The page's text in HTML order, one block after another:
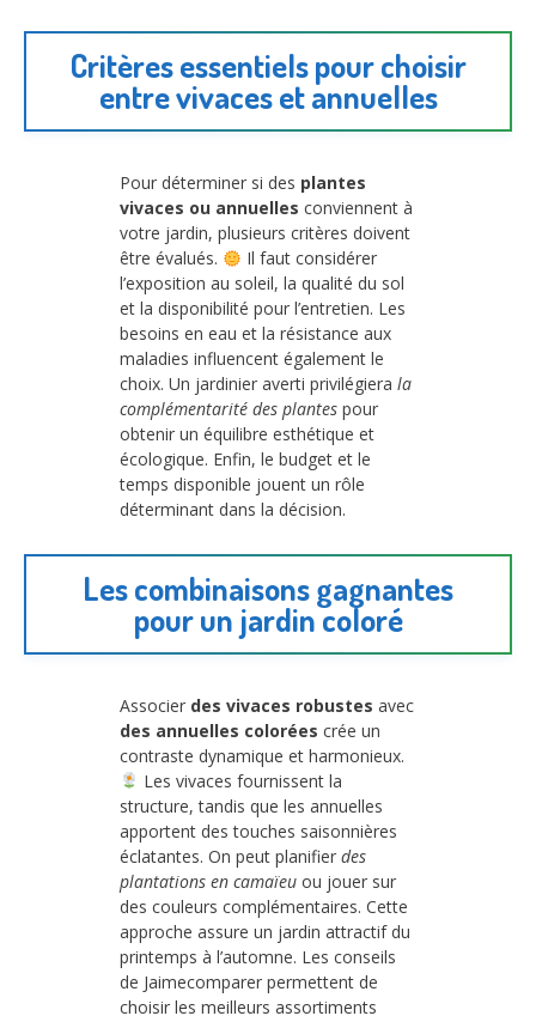
Critères essentiels pour choisir
entre vivaces et annuelles
Pour déterminer si des plantes
vivaces ou annuelles conviennent à
votre jardin, plusieurs critères doivent
être évalués.
Il faut considérer
l’exposition au soleil, la qualité du sol
et la disponibilité pour l’entretien. Les
besoins en eau et la résistance aux
maladies influencent également le
choix. Un jardinier averti privilégiera la
complémentarité des plantes pour
obtenir un équilibre esthétique et
écologique. Enfin, le budget et le
temps disponible jouent un rôle
déterminant dans la décision.
Les combinaisons gagnantes
pour un jardin coloré
Associer des vivaces robustes avec
des annuelles colorées crée un
contraste dynamique et harmonieux.
Les vivaces fournissent la
structure, tandis que les annuelles
apportent des touches saisonnières
éclatantes. On peut planifier des
plantations en camaïeu ou jouer sur
des couleurs complémentaires. Cette
approche assure un jardin attractif du
printemps à l’automne. Les conseils
de Jaimecomparer permettent de
choisir les meilleurs assortiments